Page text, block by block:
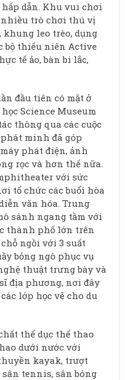
dẫn. Khu vui chơi
nhiều trò chơi thú vị
leo trèo, dụng
bộ thiếu niên Active
tế ảo, bàn bi lắc,
đầu tiên có mặt ở
Science Museum
thông qua các cuộc
minh đã góp
phát điện, ảnh
rọc và hơn thế nữa.
với sức
tổ chức các buổi hòa
văn hóa. Trung
sánh ngang tầm với
thành phố lớn trên
ngồi với 3 suất
bỏng ngô phục vụ
thuật trưng bày và
địa phương, nơi đây
lớp học vẽ cho du
thể dục thể thao
dưới nước với
kayak, trượt
tennis, sân bóng